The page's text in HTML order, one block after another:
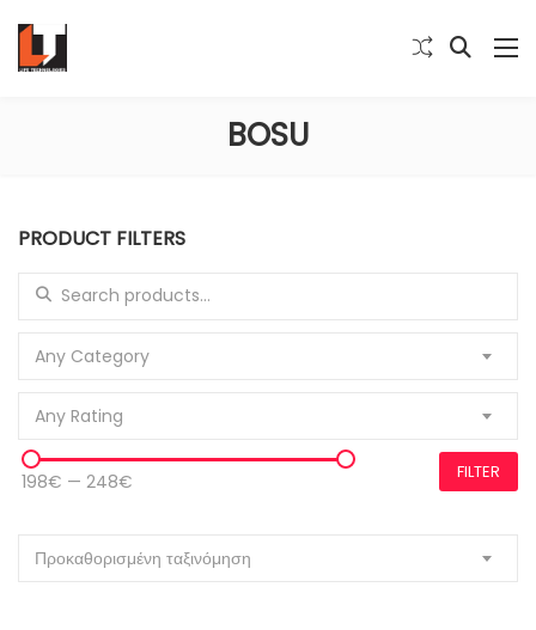
BOSU
PRODUCT FILTERS
Search for:
Any Category
Any Rating
198€ — 248€ FILTER
Προκαθορισμένη ταξινόμηση